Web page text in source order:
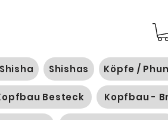
Shishas Köpfe /
Besteck Kopfbau -